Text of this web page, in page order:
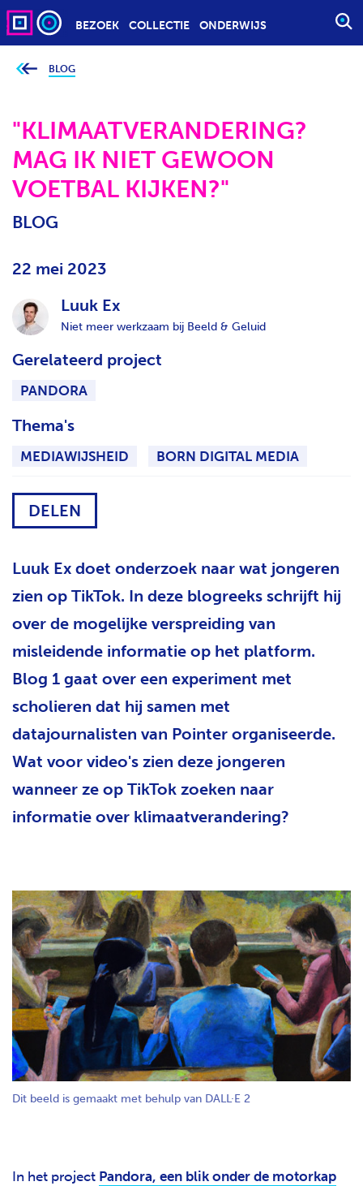
BEZOEK COLLECTIE ONDERWIJS
S
T
J
v
i
d
t
e
h
e
r
BLOG
"KLIMAATVERANDERING?
MAG IK NIET GEWOON
VOETBAL KIJKEN?"
BLOG
22 mei 2023
Luuk Ex
Niet meer werkzaam bij Beeld & Geluid
Gerelateerd project
PANDORA
Thema's
MEDIAWIJSHEID BORN DIGITAL MEDIA
DELEN
Luuk Ex doet onderzoek naar wat jongeren
zien op TikTok. In deze blogreeks schrijft hij
over de mogelijke verspreiding van
misleidende informatie op het platform.
Blog 1 gaat over een experiment met
scholieren dat hij samen met
datajournalisten van Pointer organiseerde.
Wat voor video's zien deze jongeren
wanneer ze op TikTok zoeken naar
informatie over klimaatverandering?
Dit beeld is gemaakt met behulp van DALL·E 2
In het project Pandora, een blik onder de motorkap